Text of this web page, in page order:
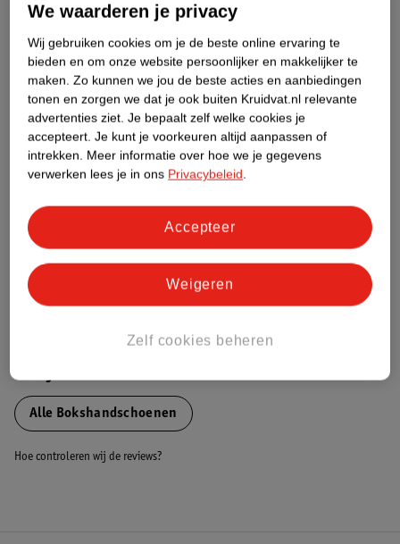
Over dit product
Productinformatie
Etiketinformatie
Nature Impact Score
Meer informatie
Bestel & Bezorginformatie
Bekijk ook
Alle Bokshandschoenen
Hoe controleren wij de reviews?
We waarderen je privacy
Wij gebruiken cookies om je de beste online ervaring te
bieden en om onze website persoonlijker en makkelijker te
maken. Zo kunnen we jou de beste acties en aanbiedingen
tonen en zorgen we dat je ook buiten Kruidvat.nl relevante
advertenties ziet. Je bepaalt zelf welke cookies je
accepteert. Je kunt je voorkeuren altijd aanpassen of
intrekken. Meer informatie over hoe we je gegevens
verwerken lees je in ons Privacybeleid.
Zelf cookies beheren
Weigeren
Accepteer